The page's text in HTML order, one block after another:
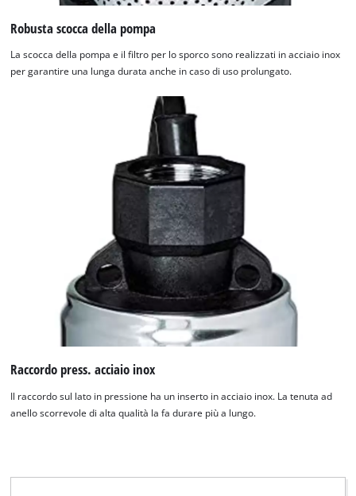
Abbiamo bisogno del vostro consenso
per caricare il servizio Google Maps !
This content is not permitted to load due
to trackers that are not disclosed to the
visitor. The website owner needs to setup
the site with their CMP to add this content
to the list of technologies used.
Powered byUsercentrics Consent
Management Platform
Robusta scocca della pompa
La scocca della pompa e il filtro per lo sporco sono realizzati in acciaio inox
per garantire una lunga durata anche in caso di uso prolungato.
Raccordo press. acciaio inox
Il raccordo sul lato in pressione ha un inserto in acciaio inox. La tenuta ad
anello scorrevole di alta qualità la fa durare più a lungo.